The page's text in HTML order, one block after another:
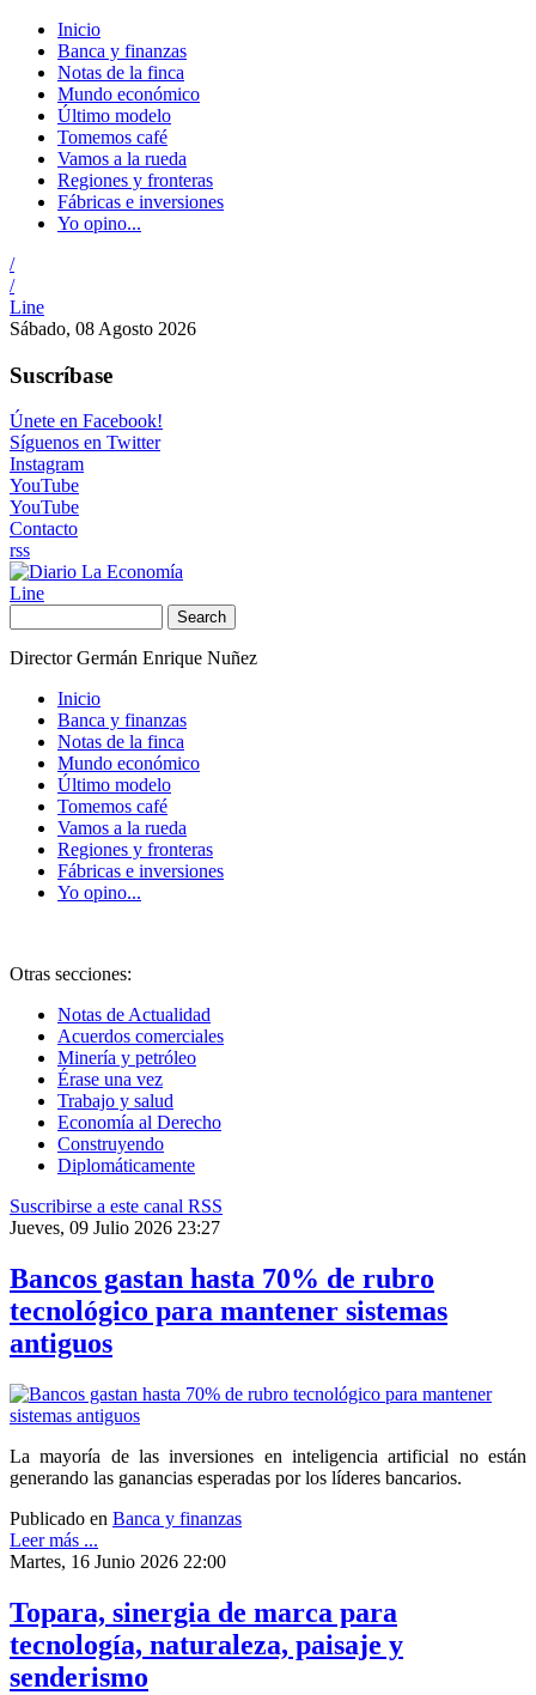
Inicio
Banca y finanzas
Notas de la finca
Mundo económico
Último modelo
Tomemos café
Vamos a la rueda
Regiones y fronteras
Fábricas e inversiones
Yo opino...
/
/
Line
Sábado, 08 Agosto 2026
Suscríbase
Únete en Facebook!
Síguenos en Twitter
Instagram
YouTube
YouTube
Contacto
rss
Line
Search
Director Germán Enrique Nuñez
Inicio
Banca y finanzas
Notas de la finca
Mundo económico
Último modelo
Tomemos café
Vamos a la rueda
Regiones y fronteras
Fábricas e inversiones
Yo opino...
Otras secciones:
Notas de Actualidad
Acuerdos comerciales
Minería y petróleo
Érase una vez
Trabajo y salud
Economía al Derecho
Construyendo
Diplomáticamente
Suscribirse a este canal RSS
Jueves, 09 Julio 2026 23:27
Bancos gastan hasta 70% de rubro
tecnológico para mantener sistemas
antiguos
La mayoría de las inversiones en inteligencia artificial no están
generando las ganancias esperadas por los líderes bancarios.
Publicado en Banca y finanzas
Leer más ...
Martes, 16 Junio 2026 22:00
Topara, sinergia de marca para
tecnología, naturaleza, paisaje y
senderismo